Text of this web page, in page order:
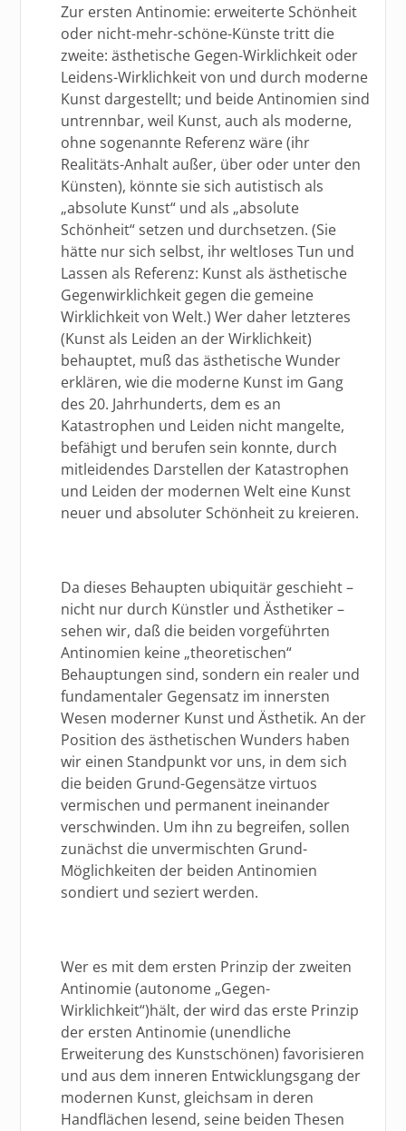
Zur ersten Antinomie: erweiterte Schönheit
oder nicht-mehr-schöne-Künste tritt die
zweite: ästhetische Gegen-Wirklichkeit oder
Leidens-Wirklichkeit von und durch moderne
Kunst dargestellt; und beide Antinomien sind
untrennbar, weil Kunst, auch als moderne,
ohne sogenannte Referenz wäre (ihr
Realitäts-Anhalt außer, über oder unter den
Künsten), könnte sie sich autistisch als
„absolute Kunst“ und als „absolute
Schönheit“ setzen und durchsetzen. (Sie
hätte nur sich selbst, ihr weltloses Tun und
Lassen als Referenz: Kunst als ästhetische
Gegenwirklichkeit gegen die gemeine
Wirklichkeit von Welt.) Wer daher letzteres
(Kunst als Leiden an der Wirklichkeit)
behauptet, muß das ästhetische Wunder
erklären, wie die moderne Kunst im Gang
des 20. Jahrhunderts, dem es an
Katastrophen und Leiden nicht mangelte,
befähigt und berufen sein konnte, durch
mitleidendes Darstellen der Katastrophen
und Leiden der modernen Welt eine Kunst
neuer und absoluter Schönheit zu kreieren.
Da dieses Behaupten ubiquitär geschieht –
nicht nur durch Künstler und Ästhetiker –
sehen wir, daß die beiden vorgeführten
Antinomien keine „theoretischen“
Behauptungen sind, sondern ein realer und
fundamentaler Gegensatz im innersten
Wesen moderner Kunst und Ästhetik. An der
Position des ästhetischen Wunders haben
wir einen Standpunkt vor uns, in dem sich
die beiden Grund-Gegensätze virtuos
vermischen und permanent ineinander
verschwinden. Um ihn zu begreifen, sollen
zunächst die unvermischten Grund-
Möglichkeiten der beiden Antinomien
sondiert und seziert werden.
Wer es mit dem ersten Prinzip der zweiten
Antinomie (autonome „Gegen-
Wirklichkeit“)hält, der wird das erste Prinzip
der ersten Antinomie (unendliche
Erweiterung des Kunstschönen) favorisieren
und aus dem inneren Entwicklungsgang der
modernen Kunst, gleichsam in deren
Handflächen lesend, seine beiden Thesen